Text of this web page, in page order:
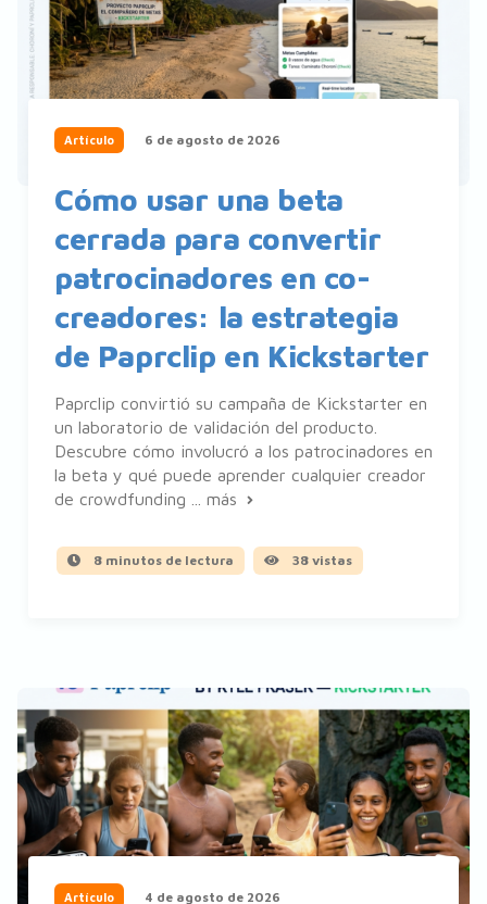
Artículo 6 de agosto de 2026
Cómo usar una beta
cerrada para convertir
patrocinadores en co-
creadores: la estrategia
de Paprclip en Kickstarter
Paprclip convirtió su campaña de Kickstarter en
un laboratorio de validación del producto.
Descubre cómo involucró a los patrocinadores en
la beta y qué puede aprender cualquier creador
de crowdfunding ... más
8 minutos de lectura 38 vistas
Artículo 4 de agosto de 2026